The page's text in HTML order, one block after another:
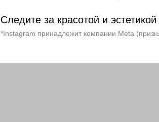
Следите за красотой и
*Instagram принадлежит компании Meta